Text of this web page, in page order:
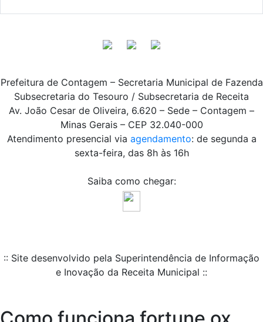
Prefeitura de Contagem – Secretaria Municipal de Fazenda
Subsecretaria do Tesouro / Subsecretaria de Receita
Av. João Cesar de Oliveira, 6.620 – Sede – Contagem –
Minas Gerais – CEP 32.040-000
Atendimento presencial via agendamento: de segunda a
sexta-feira, das 8h às 16h
Saiba como chegar:
:: Site desenvolvido pela Superintendência de Informação
e Inovação da Receita Municipal ::